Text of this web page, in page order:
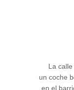
La
un coche
en el